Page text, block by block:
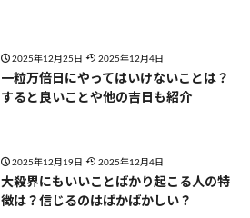
2025年12月25日 2025年12月4日
一粒万倍日にやってはいけないことは？
すると良いことや他の吉日も紹介
2025年12月19日 2025年12月4日
大殺界にもいいことばかり起こる人の特
徴は？信じるのはばかばかしい？